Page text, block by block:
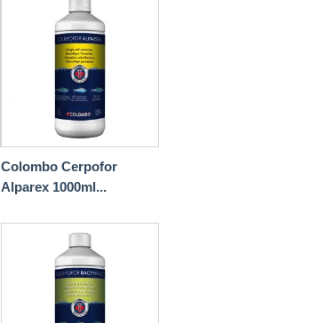
Colombo Cerpofor
Alparex 1000ml...